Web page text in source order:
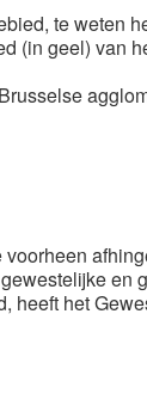
te weten
(in geel) van
en
heeft het